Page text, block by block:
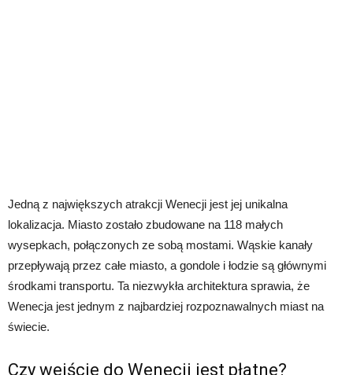
Jedną z największych atrakcji Wenecji jest jej unikalna
lokalizacja. Miasto zostało zbudowane na 118 małych
wysepkach, połączonych ze sobą mostami. Wąskie kanały
przepływają przez całe miasto, a gondole i łodzie są głównymi
środkami transportu. Ta niezwykła architektura sprawia, że
Wenecja jest jednym z najbardziej rozpoznawalnych miast na
świecie.
Czy wejście do Wenecji jest płatne?